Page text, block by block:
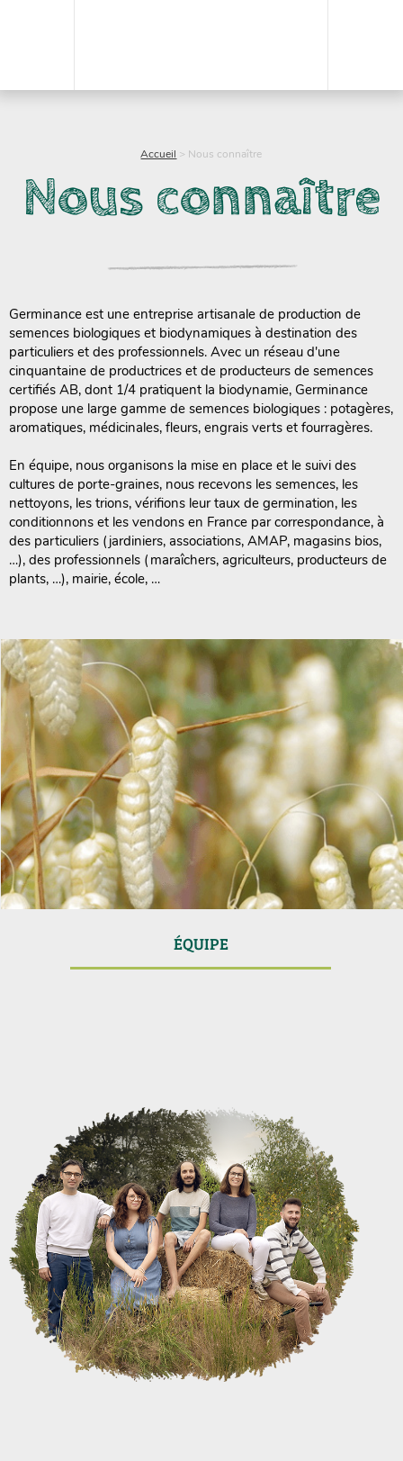
Accueil > Nous connaître
Nous connaître
Germinance est une entreprise artisanale de production de
semences biologiques et biodynamiques à destination des
particuliers et des professionnels. Avec un réseau d'une
cinquantaine de productrices et de producteurs de semences
certifiés AB, dont 1/4 pratiquent la biodynamie, Germinance
propose une large gamme de semences biologiques : potagères,
aromatiques, médicinales, fleurs, engrais verts et fourragères.
En équipe, nous organisons la mise en place et le suivi des
cultures de porte-graines, nous recevons les semences, les
nettoyons, les trions, vérifions leur taux de germination, les
conditionnons et les vendons en France par correspondance, à
des particuliers (jardiniers, associations, AMAP, magasins bios,
…), des professionnels (maraîchers, agriculteurs, producteurs de
plants, …), mairie, école, …
ÉQUIPE